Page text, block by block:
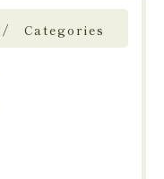
Categories